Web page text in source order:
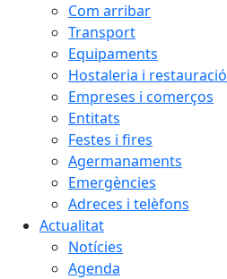
Com arribar
Transport
Equipaments
Hostaleria i restauració
Empreses i comerços
Entitats
Festes i fires
Agermanaments
Emergències
Adreces i telèfons
Actualitat
Notícies
Agenda